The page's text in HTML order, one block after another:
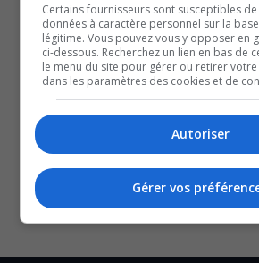
Objectif de construction de
Logemen’occupe demande une
Une reconnaissance sur fond de
SOUTENIR NOS MÉDIAS, C’EST
CULTURE ET NOTRE
Certains fournisseurs sont susceptibles
données à caractère personnel sur la
légitime. Vous pouvez vous y opposer en
ci-dessous. Recherchez un lien en bas de
le menu du site pour gérer ou retirer
dans les paramètres des cookies et de
Autoriser
Gérer vos